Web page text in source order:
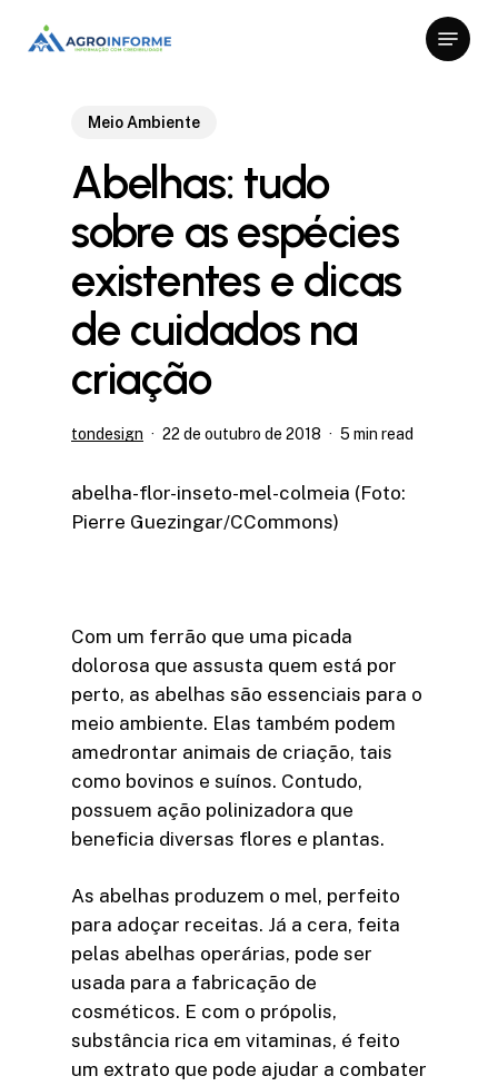
Menu
Meio Ambiente
Abelhas: tudo
sobre as espécies
existentes e dicas
de cuidados na
criação
tondesign 22 de outubro de 2018 5 min read
abelha-flor-inseto-mel-colmeia (Foto:
Pierre Guezingar/CCommons)
Com um ferrão que uma picada
dolorosa que assusta quem está por
perto, as abelhas são essenciais para o
meio ambiente. Elas também podem
amedrontar animais de criação, tais
como bovinos e suínos. Contudo,
possuem ação polinizadora que
beneficia diversas flores e plantas.
As abelhas produzem o mel, perfeito
para adoçar receitas. Já a cera, feita
pelas abelhas operárias, pode ser
usada para a fabricação de
cosméticos. E com o própolis,
substância rica em vitaminas, é feito
um extrato que pode ajudar a combater